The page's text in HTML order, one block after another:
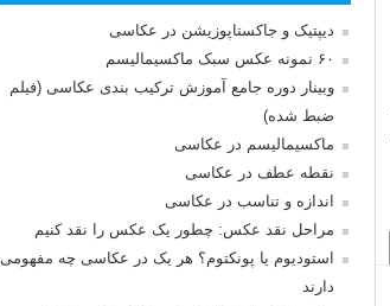
دیپتیک و جاکستا‌پوزیشن در عکاسی
۶۰ نمونه عکس سبک ماکسیمالیسم
وبینار دوره جامع آموزش ترکیب بندی عکاسی (فیلم
ضبط شده)
ماکسیمالیسم در عکاسی
نقطه عطف در عکاسی
اندازه و تناسب در عکاسی
مراحل نقد عکس: چطور یک عکس را نقد کنیم
استودیوم یا پونکتوم؟ هر یک در عکاسی چه مفهومی
دارند